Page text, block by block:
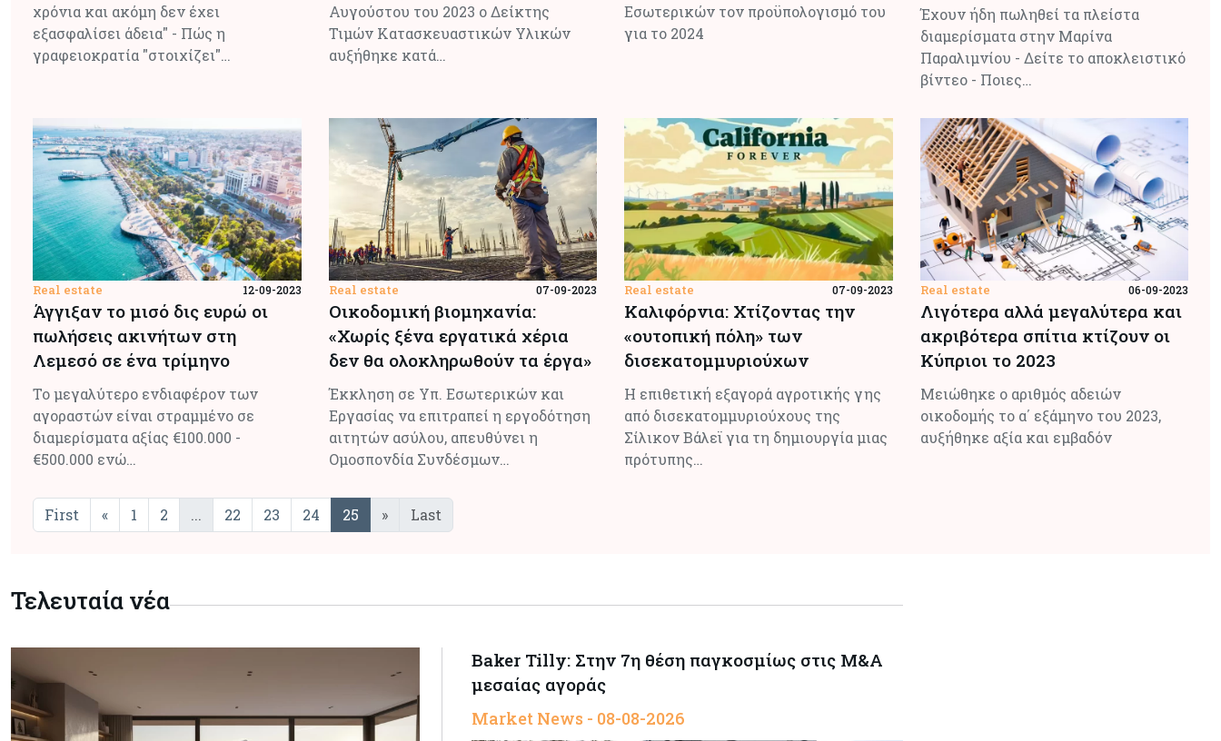
χρόνια και ακόμη δεν έχει
εξασφαλίσει άδεια" - Πώς η
γραφειοκρατία "στοιχίζει"…
Αυγούστου του 2023 ο Δείκτης
Τιμών Κατασκευαστικών Υλικών
αυξήθηκε κατά…
Εσωτερικών τον προϋπολογισμό του
για το 2024
Έχουν ήδη πωληθεί τα πλείστα
διαμερίσματα στην Μαρίνα
Παραλιμνίου - Δείτε το αποκλειστικό
βίντεο - Ποιες…
Real estate 12-09-2023
Άγγιξαν το μισό δις ευρώ οι
πωλήσεις ακινήτων στη
Λεμεσό σε ένα τρίμηνο
Το μεγαλύτερο ενδιαφέρον των
αγοραστών είναι στραμμένο σε
διαμερίσματα αξίας €100.000 -
€500.000 ενώ…
Real estate 07-09-2023
Οικοδομική βιομηχανία:
«Χωρίς ξένα εργατικά χέρια
δεν θα ολοκληρωθούν τα έργα»
Έκκληση σε Υπ. Εσωτερικών και
Εργασίας να επιτραπεί η εργοδότηση
αιτητών ασύλου, απευθύνει η
Ομοσπονδία Συνδέσμων…
Real estate 07-09-2023
Καλιφόρνια: Χτίζοντας την
«ουτοπική πόλη» των
δισεκατομμυριούχων
Η επιθετική εξαγορά αγροτικής γης
από δισεκατομμυριούχους της
Σίλικον Βάλεϊ για τη δημιουργία μιας
πρότυπης…
Real estate 06-09-2023
Λιγότερα αλλά μεγαλύτερα και
ακριβότερα σπίτια κτίζουν οι
Κύπριοι το 2023
Μειώθηκε ο αριθμός αδειών
οικοδομής το α΄ εξάμηνο του 2023,
αυξήθηκε αξία και εμβαδόν
First « 1 2 ... 22 23 24 25 » Last
Τελευταία νέα
Baker Tilly: Στην 7η θέση παγκοσμίως στις M&A
μεσαίας αγοράς
Market News - 08-08-2026